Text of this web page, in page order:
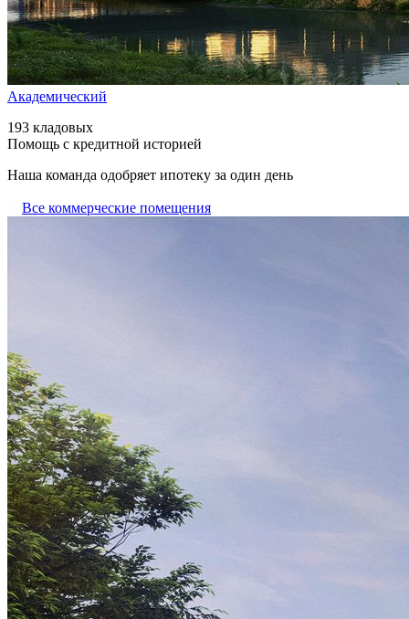
Академический
193 кладовых
Помощь с кредитной историей
Наша команда одобряет ипотеку за один день
Все коммерческие помещения